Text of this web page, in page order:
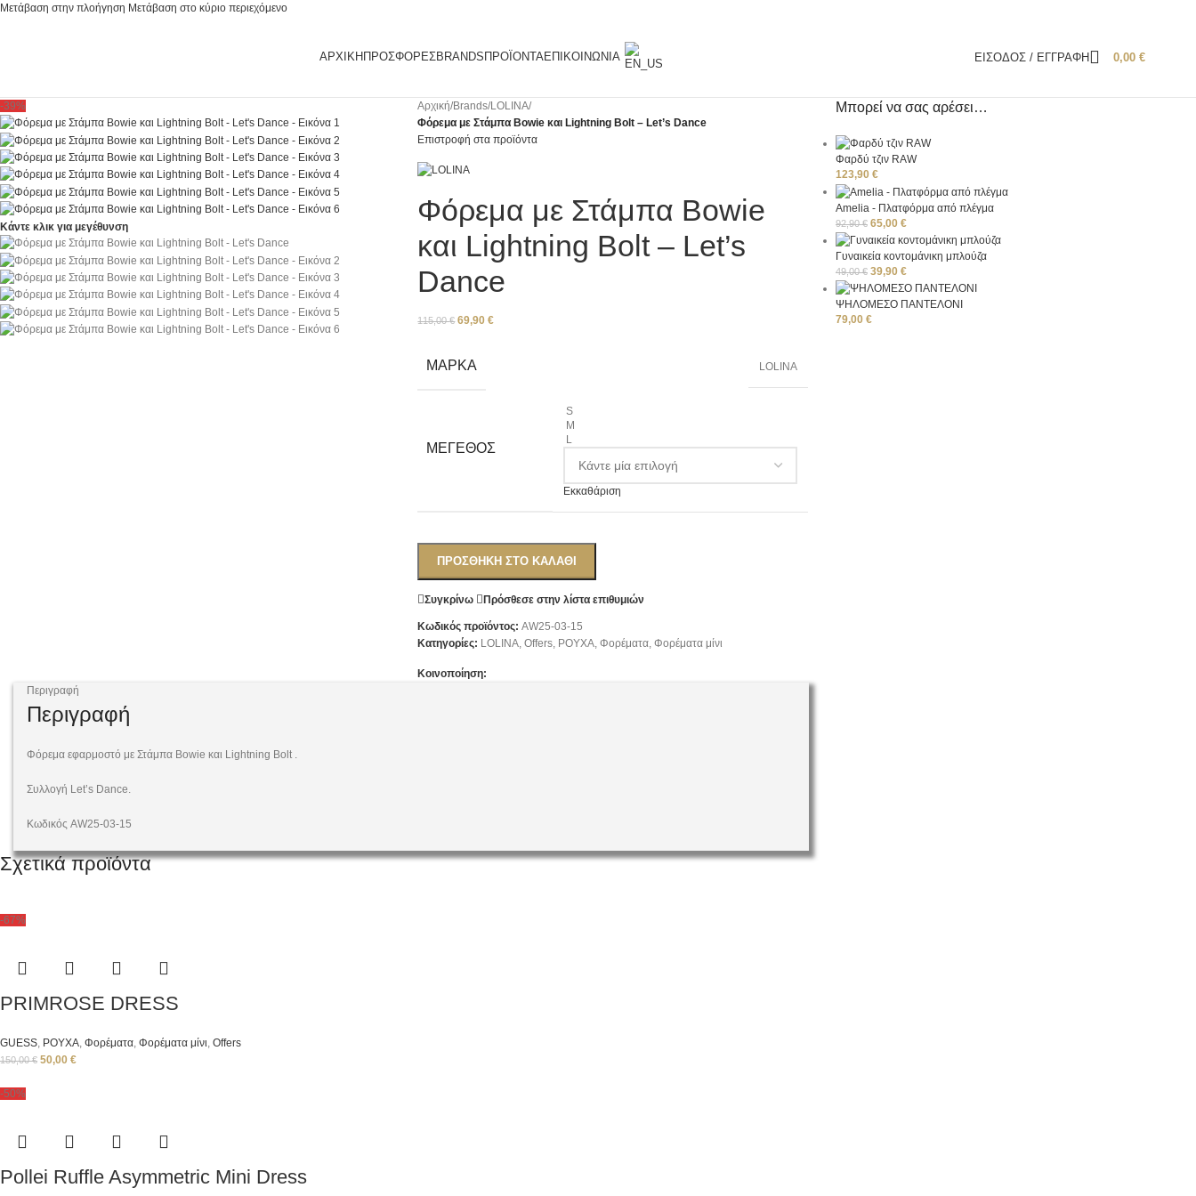
Μετάβαση στην πλοήγηση Μετάβαση στο κύριο περιεχόμενο
ΑΡΧΙΚΉΠΡΟΣΦΟΡΈΣBRANDSΠΡΟΪΌΝΤΑΕΠΙΚΟΙΝΩΝΊΑ ΕΊΣΟΔΟΣ / ΕΓΓΡΑΦΉ 0,00 €
-39%
Κάντε κλικ για μεγέθυνση
Αρχική/Brands/LOLINA/
Φόρεμα με Στάμπα Bowie και Lightning Bolt – Let’s Dance
Επιστροφή στα προϊόντα
Φόρεμα με Στάμπα Bowie
και Lightning Bolt – Let’s
Dance
115,00€ 69,90€
ΜΆΡΚΑ LOLINA
ΜΈΓΕΘΟΣ
S
M
L
Εκκαθάριση
ΠΡΟΣΘΉΚΗ ΣΤΟ ΚΑΛΆΘΙ
Συγκρίνω Πρόσθεσε στην λίστα επιθυμιών
Κωδικός προϊόντος:AW25-03-15
Κατηγορίες: LOLINA, Offers, ΡΟΥΧΑ, Φορέματα, Φορέματα μίνι
Κοινοποίηση:
Περιγραφή
Περιγραφή
Φόρεμα εφαρμοστό με Στάμπα Bowie και Lightning Bolt .
Συλλογή Let’s Dance.
Κωδικός AW25-03-15
Σχετικά προϊόντα
-67%
PRIMROSE DRESS
GUESS, ΡΟΥΧΑ, Φορέματα, Φορέματα μίνι, Offers
150,00€ 50,00 €
-50%
Pollei Ruffle Asymmetric Mini Dress
Μπορεί να σας αρέσει…
Φαρδύ τζιν RAW
123,90 €
Amelia - Πλατφόρμα από πλέγμα
92,90€ 65,00 €
Γυναικεία κοντομάνικη μπλούζα
49,00€ 39,90 €
ΨΗΛΟΜΕΣΟ ΠΑΝΤΕΛΟΝΙ
79,00 €